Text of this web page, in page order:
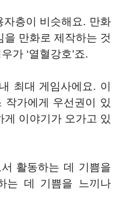
층이 비슷해요. 만화
만화로 제작하는 것
가 ‘열혈강호’죠.
최대 게임사에요. 이
작가에게 우선권이 있
이야기가 오가고 있
활동하는 데 기쁨을
는 데 기쁨을 느끼나